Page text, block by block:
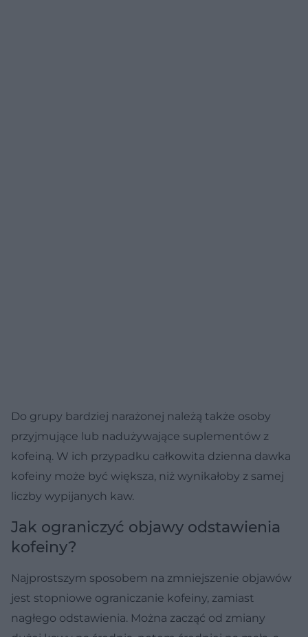
Do grupy bardziej narażonej należą także osoby
przyjmujące lub nadużywające suplementów z
kofeiną. W ich przypadku całkowita dzienna dawka
kofeiny może być większa, niż wynikałoby z samej
liczby wypijanych kaw.
Jak ograniczyć objawy odstawienia
kofeiny?
Najprostszym sposobem na zmniejszenie objawów
jest stopniowe ograniczanie kofeiny, zamiast
nagłego odstawienia. Można zacząć od zmiany